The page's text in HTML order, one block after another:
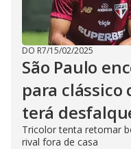
DO R7/15/02/2025
São Paulo
para clássico
terá
Tricolor tenta retomar
rival fora de casa